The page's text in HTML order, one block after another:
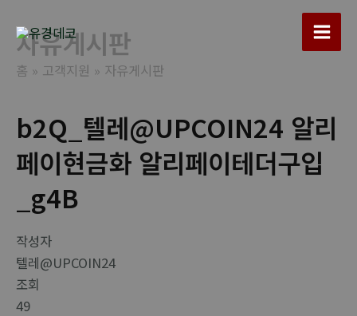
Main
자유게시판
홈 고객지원 자유게시판
b2Q_텔레@UPCOIN24 알리
페이현금화 알리페이테더구입
_g4B
작성자
텔레@UPCOIN24
조회
49